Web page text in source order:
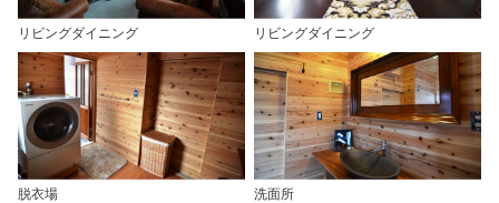
リビングダイニング リビングダイニング
脱衣場 洗面所